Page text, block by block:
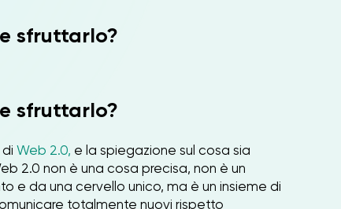
sfruttarlo?
sfruttarlo?
Web 2.0, e la spiegazione sul cosa sia
2.0 non è una cosa precisa, non è un
e da una cervello unico, ma è un insieme di
totalmente nuovi rispetto